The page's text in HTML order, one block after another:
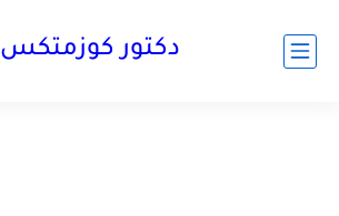
دكتور كوزمتكس